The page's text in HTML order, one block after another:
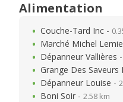
Alimentation
Couche-Tard Inc -
Marché Michel
Dépanneur Vallières -
Grange Des Saveurs
Dépanneur Louise -
Boni Soir - 2.58 km